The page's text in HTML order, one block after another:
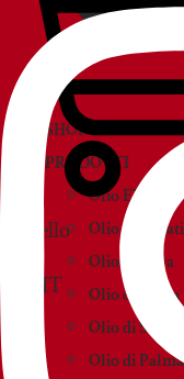
SHOP
PRODOTTI
Olio EVO
Olio
Olio d’Oliva
Olio di Sansa
Olio di Semi
Olio di Palma
Carrello